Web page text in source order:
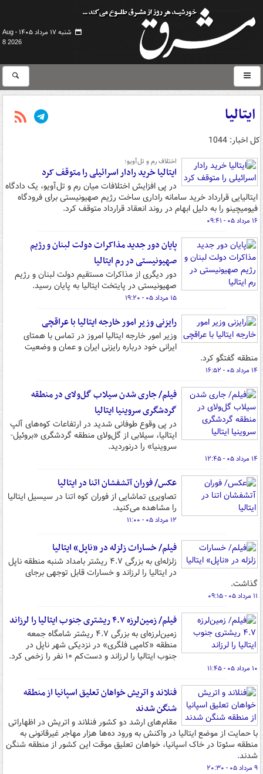
شنبه ۱۷ مرداد ۱۴۰۵ -
Aug
8 2026
ایتالیا
کل اخبار: 1044
اختلاف رم و تل‌آویو؛
ایتالیا خرید رادار اسرائیلی را متوقف کرد
در پی افزایش اختلافات میان رم و تل‌آویو، یک دادگاه
ایتالیایی قرارداد خرید سامانه راداری ساخت رژیم صهیونیستی برای فرودگاه
فیومیچینو را به دلیل ابهام در روند انعقاد قرارداد متوقف کرد.
۱۶ مرداد ۰۵ - ۰۹:۴۱
پایان دور جدید مذاکرات دولت لبنان و رژیم
صهیونیستی در رم ایتالیا
دور دیگری از مذاکرات مستقیم دولت لبنان و رژیم
صهیونیستی در پایتخت ایتالیا به پایان رسید.
۱۵ مرداد ۰۵ - ۱۹:۲۰
رایزنی وزیر امور خارجه ایتالیا با عراقچی
وزیر امور خارجه ایتالیا امروز در تماس با همتای
ایرانی خود درباره رایزنی ایران و عمان و وضعیت
منطقه گفتگو کرد.
۱۴ مرداد ۰۵ - ۱۶:۵۲
فیلم/ جاری شدن سیلاب گل‌ولای در منطقه
گردشگری سروینیا ایتالیا
در پی وقوع طوفانی شدید در ارتفاعات کوه‌های آلپ
ایتالیا، سیلابی از گل‌ولای منطقه گردشگری «بروئیل-
سروینیا» را درنوردید.
۱۴ مرداد ۰۵ - ۱۲:۴۵
عکس/ فوران آتشفشان اتنا در ایتالیا
تصاویری تماشایی از فوران کوه اتنا در سیسیل ایتالیا
را مشاهده می‌کنید.
۱۲ مرداد ۰۵ - ۱۱:۰۰
فیلم/ خسارات زلزله در «ناپل» ایتالیا
زلزله‌ای به بزرگی ۴.۷ ریشتر بامداد شنبه منطقه ناپل
در ایتالیا را لرزاند و خسارات قابل توجهی برجای
گذاشت.
۱۱ مرداد ۰۵ - ۰۹:۱۵
فیلم/ زمین‌لرزه ۴.۷ ریشتری جنوب ایتالیا را لرزاند
زمین‌لرزه‌ای به بزرگی ۴.۷ ریشتر شامگاه جمعه
منطقه «کامپی فلگری» در نزدیکی شهر ناپل در
جنوب ایتالیا را لرزاند و دست‌کم ۱۰ نفر را زخمی کرد.
۱۰ مرداد ۰۵ - ۱۱:۴۵
فنلاند و اتریش خواهان تعلیق اسپانیا از منطقه
شنگن شدند
مقام‌های ارشد دو کشور فنلاند و اتریش در اظهاراتی
با حمایت از موضع ایتالیا در واکنش به ورود ده‌ها هزار مهاجر غیرقانونی به
منطقه سئوتا در خاک اسپانیا، خواهان تعلیق موقت این کشور از منطقه شنگن
شدند.
۹ مرداد ۰۵ - ۲۰:۳۰